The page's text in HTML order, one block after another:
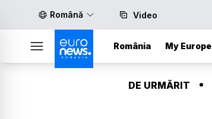
Română Video
România My Europe
DE URMĂRIT